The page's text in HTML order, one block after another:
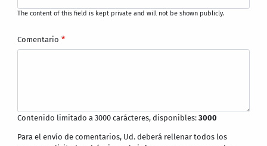
The content of this field is kept private and will not be shown publicly.
Comentario
Contenido limitado a 3000 carácteres, disponibles:3000
Para el envío de comentarios, Ud. deberá rellenar todos los